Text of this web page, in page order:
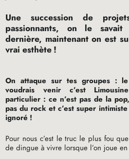
Une succession de
passionnants, on le
dernière, maintenant on est
vrai esthète!
On attaque sur tes groupes :
voudrais venir c’est Limousine
particulier : ce n’est pas de la
pas du rock et c’est super intimiste
ignoré !
Pour nous c’est le truc le plus fou
de dingue à vivre lorsque l’on joue